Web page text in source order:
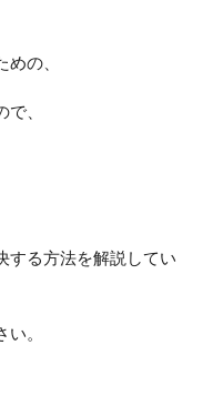
の、
、
する方法を解説してい
。